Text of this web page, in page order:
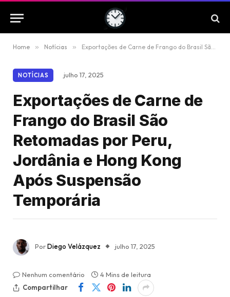
Home » Notícias » Exportações de Carne de Frango do Brasil São Retomadas por Peru, Jordânia e Hong Kong Após Suspensão Temporária
NOTÍCIAS julho 17, 2025
Exportações de Carne de
Frango do Brasil São
Retomadas por Peru,
Jordânia e Hong Kong
Após Suspensão
Temporária
PorDiego Velázquez julho 17, 2025
Nenhum comentário
4 Mins de leitura
Compartilhar